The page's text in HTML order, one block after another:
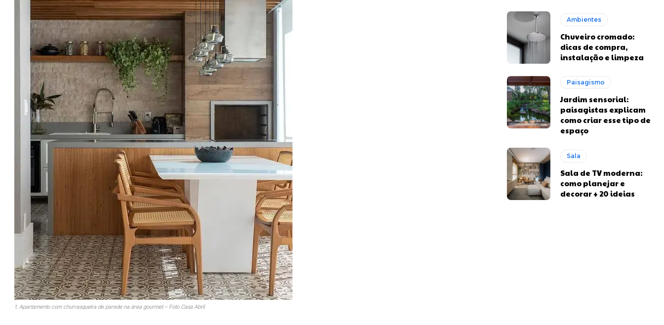
1. Apartamento com churrasqueira de parede na área gourmet – Foto Casa Abril
Ambientes
Chuveiro cromado:
dicas de compra,
instalação e limpeza
Paisagismo
Jardim sensorial:
paisagistas explicam
como criar esse tipo de
espaço
Sala
Sala de TV moderna:
como planejar e
decorar + 20 ideias